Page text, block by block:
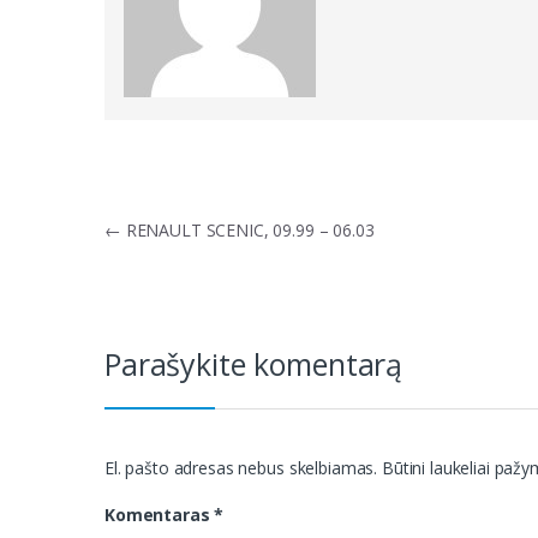
Navigacija
← RENAULT SCENIC, 09.99 – 06.03
Parašykite komentarą
El. pašto adresas nebus skelbiamas. Būtini laukeliai
Komentaras*